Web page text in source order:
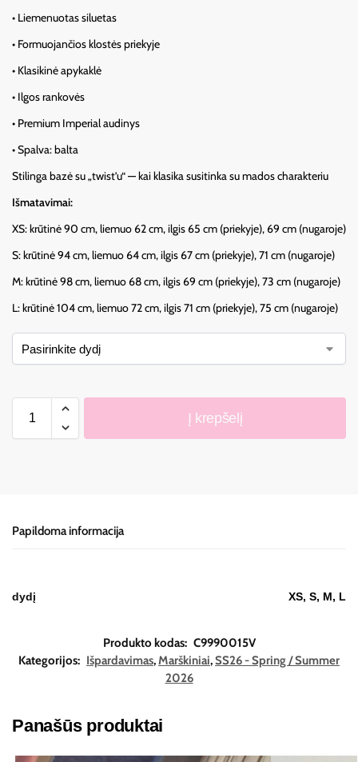
• Liemenuotas siluetas
• Formuojančios klostės priekyje
• Klasikinė apykaklė
• Ilgos rankovės
• Premium Imperial audinys
• Spalva: balta
Stilinga bazė su „twist’u“ — kai klasika susitinka su mados charakteriu
Išmatavimai:
XS: krūtinė 90 cm, liemuo 62 cm, ilgis 65 cm (priekyje), 69 cm (nugaroje)
S: krūtinė 94 cm, liemuo 64 cm, ilgis 67 cm (priekyje), 71 cm (nugaroje)
M: krūtinė 98 cm, liemuo 68 cm, ilgis 69 cm (priekyje), 73 cm (nugaroje)
L: krūtinė 104 cm, liemuo 72 cm, ilgis 71 cm (priekyje), 75 cm (nugaroje)
Į krepšelį
Papildoma informacija
dydį XS, S, M, L
Produkto kodas: C9990015V
Kategorijos: Išpardavimas,Marškiniai,SS26 - Spring / Summer
2026
Panašūs produktai